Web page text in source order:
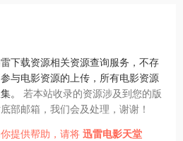
下载资源相关资源查询服务，不存
与电影资源的上传，所有电影资源
。 若本站收录的资源涉及到您的版
部邮箱，我们会及处理，谢谢！
提供帮助，请将 迅雷电影天堂